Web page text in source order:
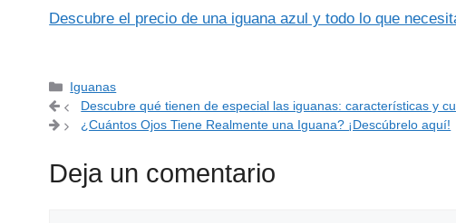
Descubre el precio de una iguana azul y todo lo que
Categorías
Iguanas
Descubre qué tienen de especial las iguanas: características y
¿Cuántos Ojos Tiene Realmente una Iguana? ¡Descúbrelo aquí!
Deja un comentario